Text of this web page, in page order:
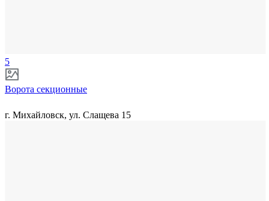
5
Ворота секционные
г. Михайловск, ул. Слащева 15